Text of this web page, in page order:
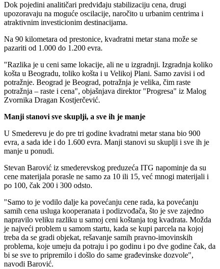
Dok pojedini analitičari predviđaju stabilizaciju cena, drugi
upozoravaju na moguće oscilacije, naročito u urbanim centrima i
atraktivnim investicionim destinacijama.
Na 90 kilometara od prestonice, kvadratni metar stana može se
pazariti od 1.000 do 1.200 evra.
"Razlika je u ceni same lokacije, ali ne u izgradnji. Izgradnja koliko
košta u Beogradu, toliko košta i u Velikoj Plani. Samo zavisi i od
potražnje. Beograd je Beograd, potražnja je velika, čim raste
potražnja – raste i cena", objašnjava direktor "Progresa" iz Malog
Zvornika Dragan Kostjerčević.
Manji stanovi sve skuplji, a sve ih je manje
U Smederevu je do pre tri godine kvadratni metar stana bio 900
evra, a sada ide i do 1.600 evra. Manji stanovi su skuplji i sve ih je
manje u ponudi.
Stevan Barović iz smederevskog preduzeća ITG napominje da su
cene materijala porasle ne samo za 10 ili 15, već mnogi materijali i
po 100, čak 200 i 300 odsto.
"Samo to je vodilo dalje ka povećanju cene rada, ka povećanju
samih cena usluga kooperanata i podizvođača, što je sve zajedno
napravilo veliku razliku u samoj ceni koštanja tog kvadrata. Možda
je najveći problem u samom startu, kada se kupi parcela na kojoj
treba da se gradi objekat, rešavanje samih pravno-imovinskih
problema, koje umeju da potraju i po godinu i po dve godine čak, da
bi se sve to pripremilo i došlo do same građevinske dozvole",
navodi Barović.